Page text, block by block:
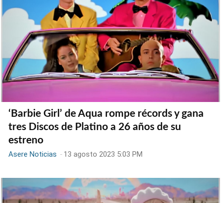
‘Barbie Girl’ de Aqua rompe récords y gana
tres Discos de Platino a 26 años de su
estreno
Asere Noticias - 13 agosto 2023 5:03 PM